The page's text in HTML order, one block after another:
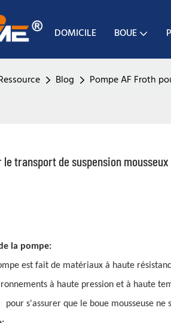
DOMICILE BOUE
Blog Pompe AF Froth
le transport de suspension
la pompe:
est fait de matériaux à haute
à haute pression et à haute
pour s'assurer que le boue mousseuse ne